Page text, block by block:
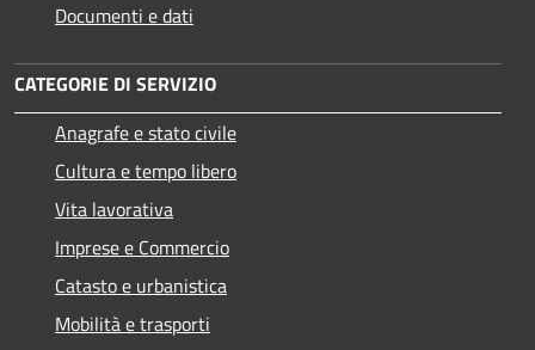
Documenti e dati
CATEGORIE DI SERVIZIO
Anagrafe e stato civile
Cultura e tempo libero
Vita lavorativa
Imprese e Commercio
Catasto e urbanistica
Mobilità e trasporti